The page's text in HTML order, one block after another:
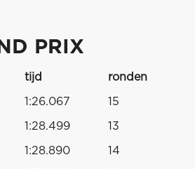
PRIX
tijd ronden
1:26.067 15
1:28.499 13
1:28.890 14